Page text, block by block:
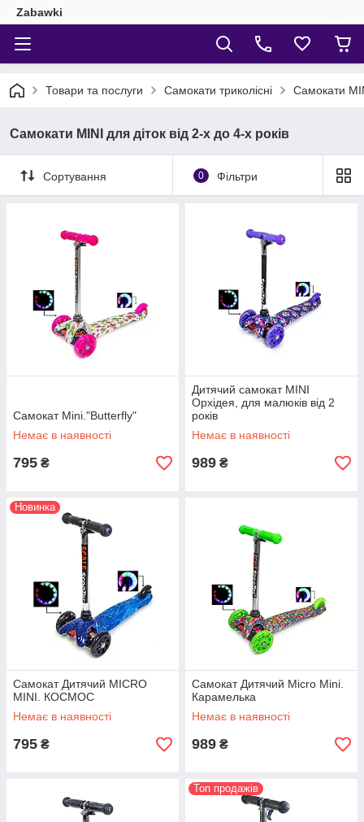
Zabawki
Товари та послуги Самокати триколісні Самокати
Самокати MINI для діток від 2-х до 4-х років
Сортування 0 Фільтри
Cамокат Mini."Butterfly"
Немає в наявності
795 ₴
Дитячий самокат MINI
Орхідея, для малюків від 2
років
Немає в наявності
989 ₴
Новинка
Самокат Дитячий MICRO
MINI. КОСМОС
Немає в наявності
795 ₴
Самокат Дитячий Micro Mini.
Карамелька
Немає в наявності
989 ₴
Топ продажів